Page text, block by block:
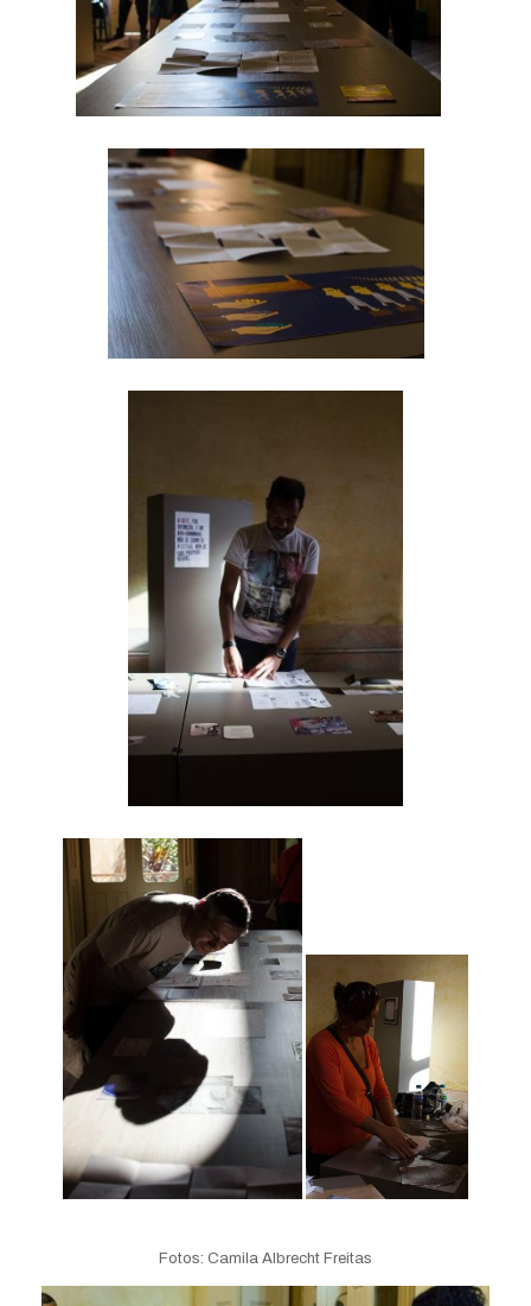
Fotos: Camila Albrecht Freitas